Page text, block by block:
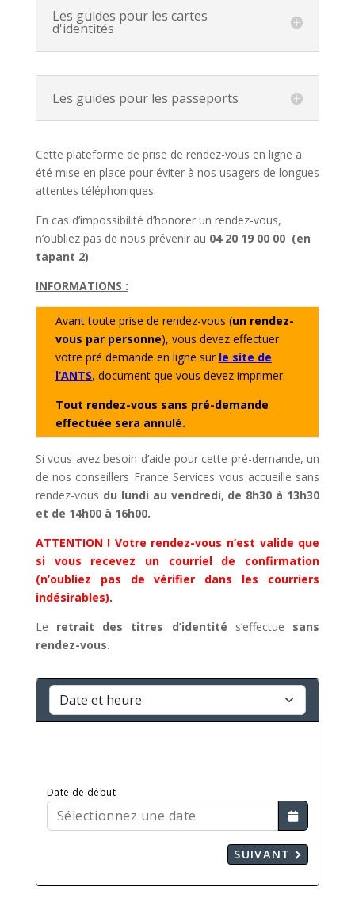
Les guides pour les cartes
d'identités
Les guides pour les passeports
Cette plateforme de prise de rendez-vous en ligne a
été mise en place pour éviter à nos usagers de longues
attentes téléphoniques.
En cas d’impossibilité d’honorer un rendez-vous,
n’oubliez pas de nous prévenir au 04 20 19 00 00 (en
tapant 2).
INFORMATIONS :
Avant toute prise de rendez-vous (un rendez-
vous par personne), vous devez effectuer
votre pré demande en ligne sur le site de
l’ANTS, document que vous devez imprimer.
Tout rendez-vous sans pré-demande
effectuée sera annulé.
Si vous avez besoin d’aide pour cette pré-demande, un
de nos conseillers France Services vous accueille sans
rendez-vous du lundi au vendredi, de 8h30 à 13h30
et de 14h00 à 16h00.
ATTENTION ! Votre rendez-vous n’est valide que
si vous recevez un courriel de confirmation
(n’oubliez pas de vérifier dans les courriers
indésirables).
Le retrait des titres d’identité s’effectue sans
rendez-vous.
Date de début
SUIVANT